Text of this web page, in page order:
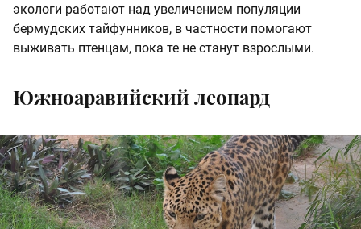
экологи работают над увеличением популяции
бермудских тайфунников, в частности помогают
выживать птенцам, пока те не станут взрослыми.
Южноаравийский леопард